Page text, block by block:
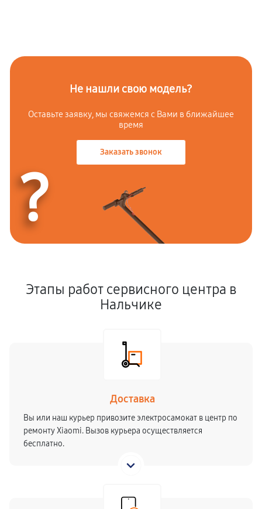
Не нашли свою модель?
Оставьте заявку, мы свяжемся с Вами в ближайшее
время
Заказать звонок
?
Этапы работ сервисного центра в
Нальчике
Доставка
Вы или наш курьер привозите электросамокат в центр по
ремонту Xiaomi. Вызов курьера осуществляется
бесплатно.